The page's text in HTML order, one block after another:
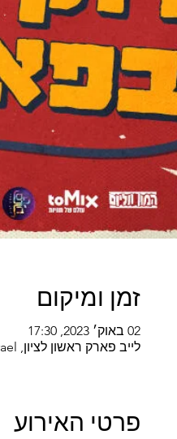
זמן ומיקום
02 באוק׳ 2023, 17:30
לייב פארק ראשון לציון, Sderot Maryland, Rishon LeTsiyon, 75105, Israel
פרטי האירוע